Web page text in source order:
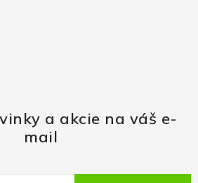
a akcie na váš e-
mail